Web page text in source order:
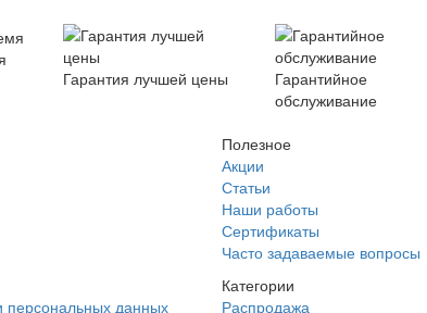
Гарантия лучшей цены
Гарантийное
обслуживание
Полезное
Акции
Статьи
Наши работы
Сертификаты
Часто задаваемые вопросы
персональных данных
Категории
Распродажа